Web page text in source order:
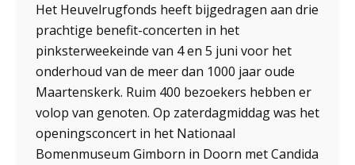
Het Heuvelrugfonds heeft bijgedragen aan drie
prachtige benefit-concerten in het
pinksterweekeinde van 4 en 5 juni voor het
onderhoud van de meer dan 1000 jaar oude
Maartenskerk. Ruim 400 bezoekers hebben er
volop van genoten. Op zaterdagmiddag was het
openingsconcert in het Nationaal
Bomenmuseum Gimborn in Doorn met Candida